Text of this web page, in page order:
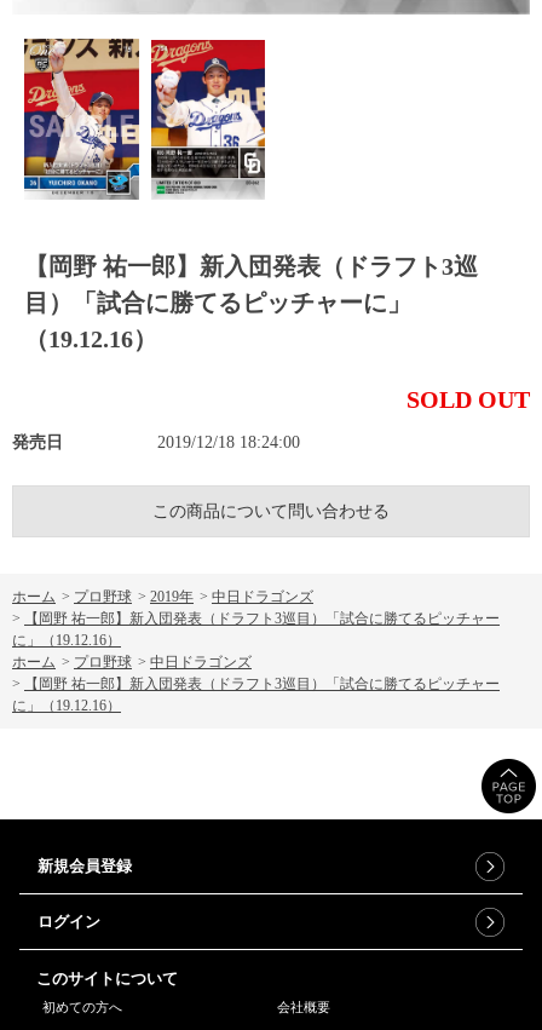
【岡野 祐一郎】新入団発表（ドラフト3巡
目）「試合に勝てるピッチャーに」
（19.12.16）
SOLD OUT
発売日 2019/12/18 18:24:00
この商品について問い合わせる
ホーム > プロ野球 > 2019年 > 中日ドラゴンズ
>
【岡野 祐一郎】新入団発表（ドラフト3巡目）「試合に勝てるピッチャー
に」（19.12.16）
ホーム > プロ野球 > 中日ドラゴンズ
>
【岡野 祐一郎】新入団発表（ドラフト3巡目）「試合に勝てるピッチャー
に」（19.12.16）
新規会員登録
ログイン
このサイトについて
初めての方へ 会社概要